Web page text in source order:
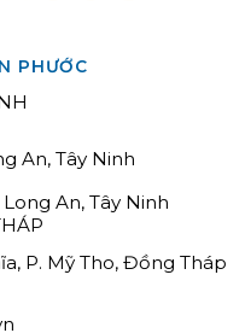
PHƯỚC
An, Tây Ninh
An, Tây Ninh
P. Mỹ Tho, Đồng Tháp